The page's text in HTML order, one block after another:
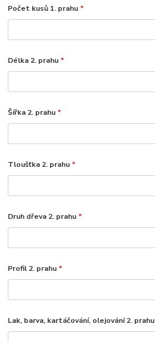
Počet kusů 1. prahu *
Délka 2. prahu *
Šířka 2. prahu *
Tloušťka 2. prahu *
Druh dřeva 2. prahu *
Profil 2. prahu *
Lak, barva, kartáčování, olejování 2. prahu